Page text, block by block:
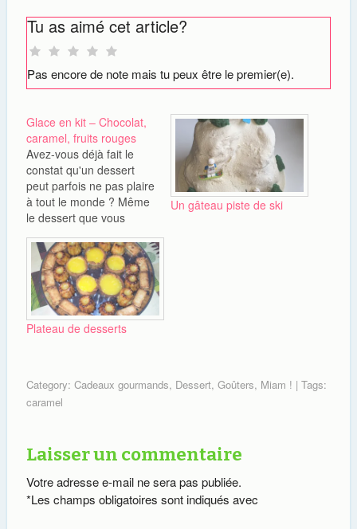
Tu as aimé cet article?
Pas encore de note mais tu peux être le premier(e).
Glace en kit – Chocolat,
caramel, fruits rouges
Avez-vous déjà fait le
constat qu'un dessert
peut parfois ne pas plaire
à tout le monde ? Même
le dessert que vous
consensuel du type un
gâteau au chocolat n'est
parfois pas du goût de
tout le monde. Etant moi-
même très difficile sur la
nourriture (pas sur…
Un gâteau piste de ski
Plateau de desserts
Category: Cadeaux gourmands, Dessert, Goûters, Miam ! | Tags:
caramel
Laisser un commentaire
Votre adresse e-mail ne sera pas publiée.
Les champs obligatoires sont indiqués avec
*